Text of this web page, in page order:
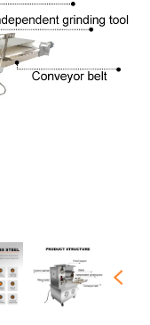
اتصل بنا